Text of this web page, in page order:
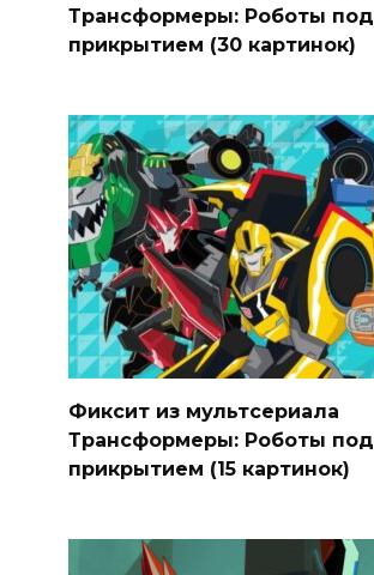
Трансформеры: Роботы под
прикрытием (30 картинок)
Фиксит из мультсериала
Трансформеры: Роботы под
прикрытием (15 картинок)